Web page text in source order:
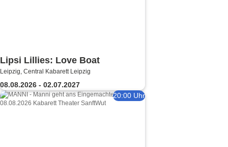
Lipsi Lillies: Love Boat
Leipzig, Central Kabarett Leipzig
08.08.2026 - 02.07.2027
20:00 Uhr